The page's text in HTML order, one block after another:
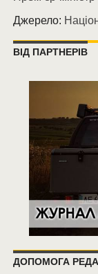
Джерело:
ВІД ПАРТНЕРІВ
ДОПОМОГА